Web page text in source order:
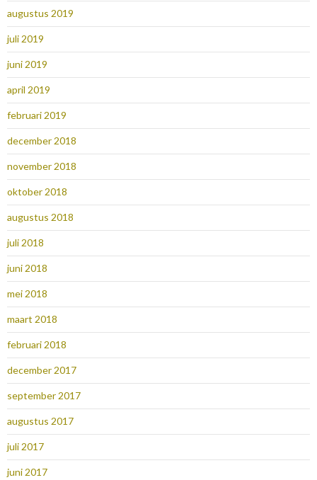
augustus 2019
juli 2019
juni 2019
april 2019
februari 2019
december 2018
november 2018
oktober 2018
augustus 2018
juli 2018
juni 2018
mei 2018
maart 2018
februari 2018
december 2017
september 2017
augustus 2017
juli 2017
juni 2017